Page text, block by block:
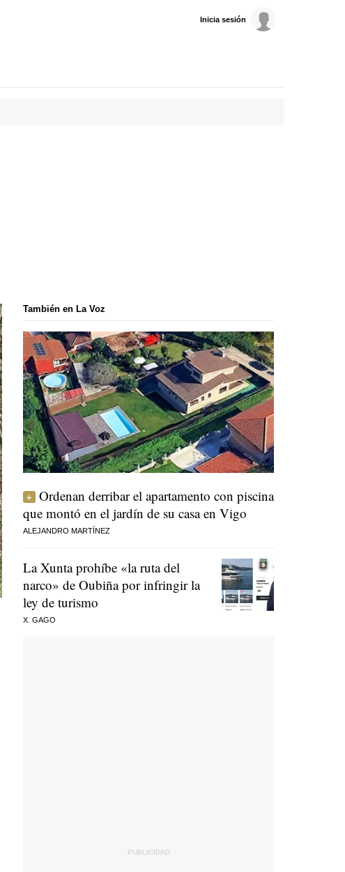
Inicia sesión
También en La Voz
Ordenan derribar el apartamento con piscina
que montó en el jardín de su casa en Vigo
ALEJANDRO MARTÍNEZ
La Xunta prohíbe «la ruta del
narco» de Oubiña por infringir la
ley de turismo
X. GAGO